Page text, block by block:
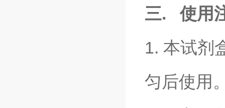
三. 使用
1. 本试剂
匀后使用